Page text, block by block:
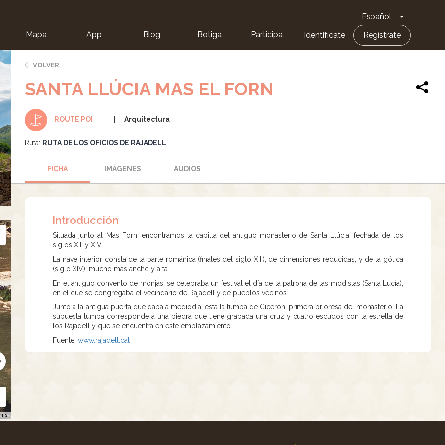
Español Toggle
Mapa App Blog Botiga Participa Identifícate Regístrate
VOLVER
SANTA LLÚCIA MAS EL FORN
ROUTE POI Arquitectura
Ruta: RUTA DE LOS OFICIOS DE RAJADELL
FICHA IMÁGENES AUDIOS
Introducción
Situada junto al Mas Forn, encontramos la capilla del antiguo monasterio de Santa Llúcia, fechada de los
siglos XIII y XIV.
La nave interior consta de la parte románica (finales del siglo XIII), de dimensiones reducidas, y de la gótica
(siglo XIV), mucho más ancho y alta.
En el antiguo convento de monjas, se celebraba un festival el día de la patrona de las modistas (Santa Lucía),
en el que se congregaba el vecindario de Rajadell y de pueblos vecinos.
Junto a la antigua puerta que daba a mediodía, está la tumba de Cicerón, primera prioresa del monasterio. La
supuesta tumba corresponde a una piedra que tiene grabada una cruz y cuatro escudos con la estrella de
los Rajadell y que se encuentra en este emplazamiento.
Fuente:www.rajadell.cat